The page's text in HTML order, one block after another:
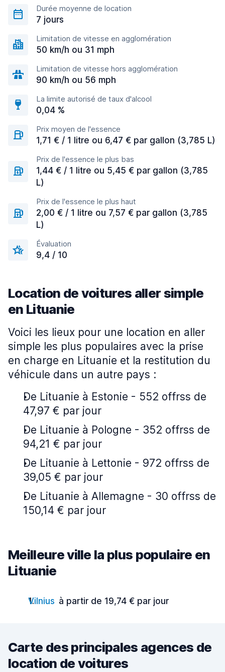
Durée moyenne de location
7 jours
Limitation de vitesse en agglomération
50 km/h ou 31 mph
Limitation de vitesse hors agglomération
90 km/h ou 56 mph
La limite autorisé de taux d'alcool
0,04 %
Prix moyen de l'essence
1,71 € / 1 litre ou 6,47 € par gallon (3,785 L)
Prix de l'essence le plus bas
1,44 € / 1 litre ou 5,45 € par gallon (3,785
L)
Prix de l'essence le plus haut
2,00 € / 1 litre ou 7,57 € par gallon (3,785
L)
Évaluation
9,4 / 10
Location de voitures aller simple
en Lituanie
Voici les lieux pour une location en aller
simple les plus populaires avec la prise
en charge en Lituanie et la restitution du
véhicule dans un autre pays :
De Lituanie à Estonie - 552 offrss de
47,97 € par jour
De Lituanie à Pologne - 352 offrss de
94,21 € par jour
De Lituanie à Lettonie - 972 offrss de
39,05 € par jour
De Lituanie à Allemagne - 30 offrss de
150,14 € par jour
Meilleure ville la plus populaire en
Lituanie
Vilnius à partir de 19,74 € par jour
Carte des principales agences de
location de voitures